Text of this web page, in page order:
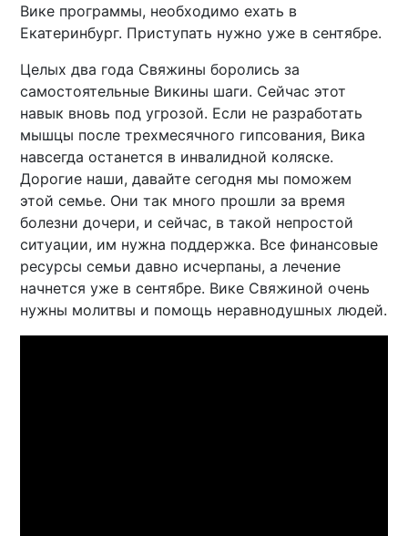
Вике программы, необходимо ехать в
Екатеринбург. Приступать нужно уже в сентябре.
Целых два года Свяжины боролись за
самостоятельные Викины шаги. Сейчас этот
навык вновь под угрозой. Если не разработать
мышцы после трехмесячного гипсования, Вика
навсегда останется в инвалидной коляске.
Дорогие наши, давайте сегодня мы поможем
этой семье. Они так много прошли за время
болезни дочери, и сейчас, в такой непростой
ситуации, им нужна поддержка. Все финансовые
ресурсы семьи давно исчерпаны, а лечение
начнется уже в сентябре. Вике Свяжиной очень
нужны молитвы и помощь неравнодушных людей.